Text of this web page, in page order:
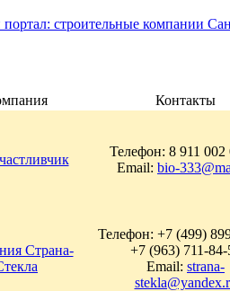
строительные компании
Контакты
Телефон: 8 911 002
Email: bio-
Страна-
Телефон: +7 (499)
+7 (963) 711-84-
Email: strana-